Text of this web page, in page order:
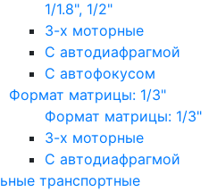
1/1.8", 1/2"
3-х моторные
С автодиафрагмой
С автофокусом
Формат матрицы: 1/3"
Формат матрицы: 1/3"
3-х моторные
С автодиафрагмой
транспортные